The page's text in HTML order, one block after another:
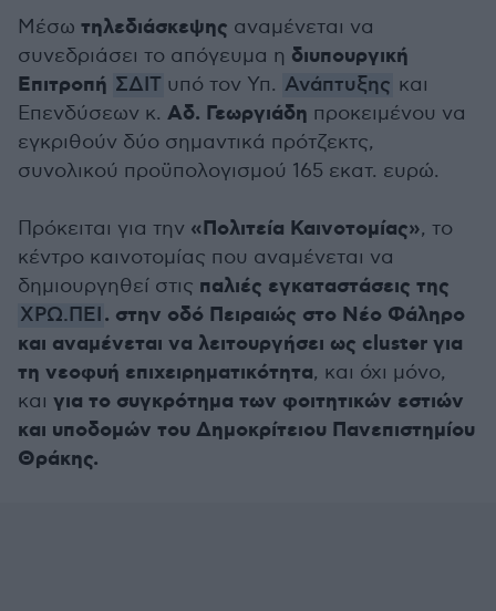
Μέσω τηλεδιάσκεψης αναμένεται να
συνεδριάσει το απόγευμα η διυπουργική
Επιτροπή ΣΔΙΤ υπό τον Υπ. Ανάπτυξης και
Επενδύσεων κ. Αδ. Γεωργιάδη προκειμένου να
εγκριθούν δύο σημαντικά πρότζεκτς,
συνολικού προϋπολογισμού 165 εκατ. ευρώ.
Πρόκειται για την «Πολιτεία Καινοτομίας», το
κέντρο καινοτομίας που αναμένεται να
δημιουργηθεί στις παλιές εγκαταστάσεις της
ΧΡΩ.ΠΕΙ. στην οδό Πειραιώς στο Νέο Φάληρο
και αναμένεται να λειτουργήσει ως cluster για
τη νεοφυή επιχειρηματικότητα, και όχι μόνο,
και για το συγκρότημα των φοιτητικών εστιών
και υποδομών του Δημοκρίτειου Πανεπιστημίου
Θράκης.